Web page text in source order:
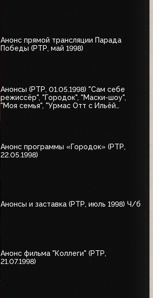
Анонс прямой трансляции Парада
Победы (РТР, май 1998)
Анонсы (РТР, 01.05.1998) "Сам себе
режиссёр", "Городок", "Маски-шоу",
"Моя семья", "Урмас Отт с Ильёй
Анонс программы «Городок» (РТР,
22.05.1998)
Анонсы и заставка (РТР, июль 1998) Ч/б
Анонс фильма "Коллеги" (РТР,
21.07.1998)